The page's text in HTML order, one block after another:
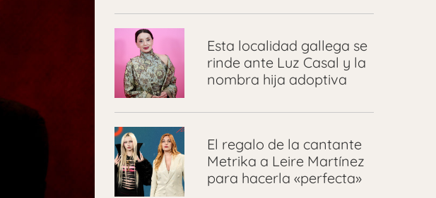
Esta localidad gallega se
rinde ante Luz Casal y la
nombra hija adoptiva
El regalo de la cantante
Metrika a Leire Martínez
para hacerla «perfecta»